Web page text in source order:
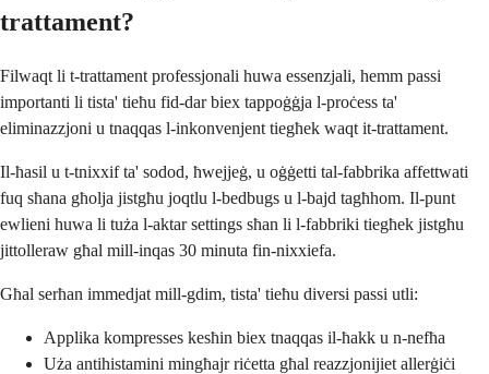
trattament?
Filwaqt li t-trattament professjonali huwa essenzjali, hemm passi
importanti li tista' tieħu fid-dar biex tappoġġja l-proċess ta'
eliminazzjoni u tnaqqas l-inkonvenjent tiegħek waqt it-trattament.
Il-ħasil u t-tnixxif ta' sodod, ħwejjeġ, u oġġetti tal-fabbrika affettwati
fuq sħana għolja jistgħu joqtlu l-bedbugs u l-bajd tagħhom. Il-punt
ewlieni huwa li tuża l-aktar settings sħan li l-fabbriki tiegħek jistgħu
jittolleraw għal mill-inqas 30 minuta fin-nixxiefa.
Għal serħan immedjat mill-gdim, tista' tieħu diversi passi utli:
Applika kompresses kesħin biex tnaqqas il-ħakk u n-nefħa
Uża antihistamini mingħajr riċetta għal reazzjonijiet allerġiċi